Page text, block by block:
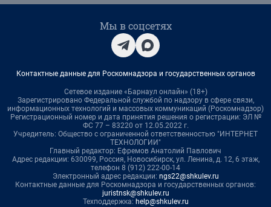
Мы в соцсетях
Контактные данные для Роскомнадзора и государственных органов
Сетевое издание «Барнаул онлайн» (18+)
Зарегистрировано Федеральной службой по надзору в сфере связи,
информационных технологий и массовых коммуникаций (Роскомнадзор)
Регистрационный номер и дата принятия решения о регистрации: ЭЛ №
ФС 77 – 83220 от 12.05.2022 г.
Учредитель: Общество с ограниченной ответственностью "ИНТЕРНЕТ
ТЕХНОЛОГИИ"
Главный редактор: Ефремов Анатолий Павлович
Адрес редакции: 630099, Россия, Новосибирск, ул. Ленина, д. 12, 6 этаж,
телефон 8 (912) 222-00-14
Электронный адрес редакции: ngs22@shkulev.ru
Контактные данные для Роскомнадзора и государственных органов:
juristnsk@shkulev.ru
Техподдержка: help@shkulev.ru